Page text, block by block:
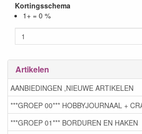
Kortingsschema
1+ = 0 %
Artikelen
AANBIEDINGEN ,NIEUWE ARTIKELEN
***GROEP 00*** HOBBYJOURNAAL +
***GROEP 01*** BORDUREN EN HAKEN